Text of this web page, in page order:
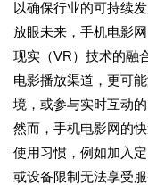
以确保行业的可持续发
放眼未来，手机电影
现实（VR）技术的融
电影播放渠道，更可
境，或参与实时互动
然而，手机电影网的
使用习惯，例如加入
或设备限制无法享受